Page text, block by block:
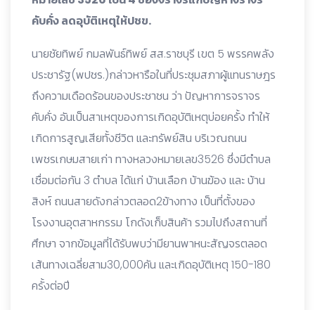
คับคั่ง ลดอุบัติเหตุให้ปชข.
นายชัยทิพย์ กมลพันธ์ทิพย์ สส.ราชบุรี เขต 5 พรรคพลัง
ประชารัฐ(พปชร.)กล่าวหารือในที่ประชุมสภาผู้แทนราษฎร
ถึงความเดือดร้อนของประชาชน ว่า ปัญหาการจราจร
คับคั่ง อันเป็นสาเหตุของการเกิดอุบัติเหตุบ่อยครั้ง ทำให้
เกิดการสูญเสียทั้งชีวิต และทรัพย์สิน บริเวณถนน
เพชรเกษมสายเก่า ทางหลวงหมายเลข3526 ซึ่งมีตำบล
เชื่อมต่อกัน 3 ตำบล ได้แก่ บ้านเลือก บ้านฆ้อง และ บ้าน
สิงห์ ถนนสายดังกล่าวตลอด2ข้างทาง เป็นที่ตั้งของ
โรงงานอุตสาหกรรม โกดังเก็บสินค้า รวมไปถึงสถานที่
ศึกษา จากข้อมูลที่ได้รับพบว่ามียานพาหนะสัญจรตลอด
เส้นทางเฉลี่ยสาม30,000คัน และเกิดอุบัติเหตุ 150-180
ครั้งต่อปี